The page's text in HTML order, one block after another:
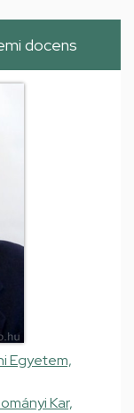
docens
Egyetem,
Kar,